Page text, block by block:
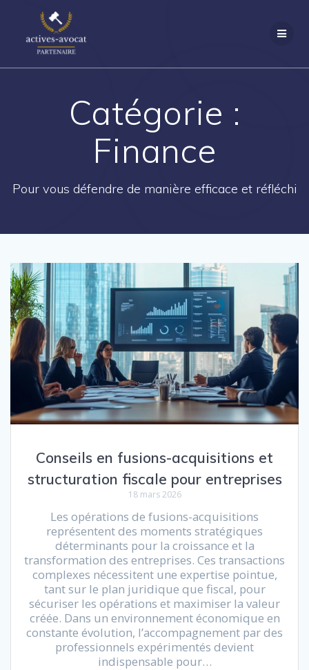
Catégorie :
Finance
Pour vous défendre de manière efficace et réfléchi
Conseils en fusions-acquisitions et
structuration fiscale pour entreprises
18 mars 2026
Les opérations de fusions-acquisitions
représentent des moments stratégiques
déterminants pour la croissance et la
transformation des entreprises. Ces transactions
complexes nécessitent une expertise pointue,
tant sur le plan juridique que fiscal, pour
sécuriser les opérations et maximiser la valeur
créée. Dans un environnement économique en
constante évolution, l’accompagnement par des
professionnels expérimentés devient
indispensable pour…